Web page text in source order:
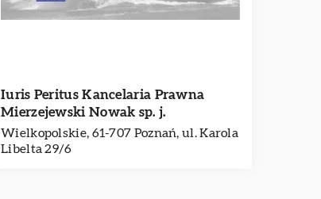
Iuris Peritus Kancelaria Prawna
Mierzejewski Nowak sp. j.
Wielkopolskie, 61-707 Poznań, ul. Karola
Libelta 29/6